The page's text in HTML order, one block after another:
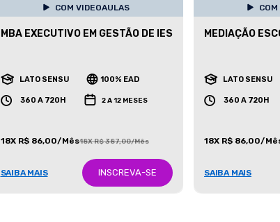
COM VIDEOAULAS
MBA EXECUTIVO EM GESTÃO DE IES
LATO SENSU 100% EAD
360 A 720H 2 A 12 MESES
18X R$ 86,00/Mês18X R$ 387,00/Mês
SAIBA MAIS INSCREVA-SE
MEDIAÇÃO
LATO SENSU
360 A 720H
18X R$ 86,00/
SAIBA MAIS